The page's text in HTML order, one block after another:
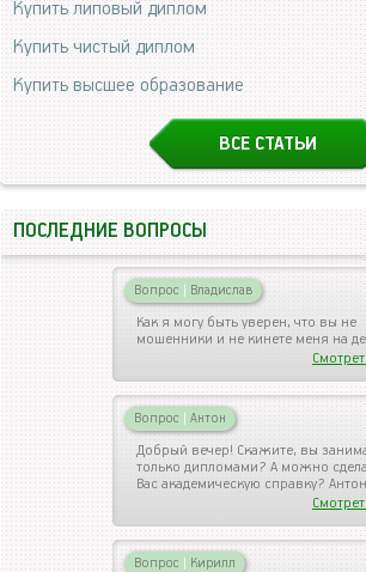
Купить липовый диплом
Купить чистый диплом
Купить высшее образование
ВСЕ СТАТЬИ
ПОСЛЕДНИЕ ВОПРОСЫ
Вопрос | Владислав
Как я могу быть уверен, что вы не
мошенники и не кинете меня на
Вопрос | Антон
Добрый вечер! Скажите, вы
только дипломами? А можно
Вас академическую справку? Антон
Вопрос | Кирилл